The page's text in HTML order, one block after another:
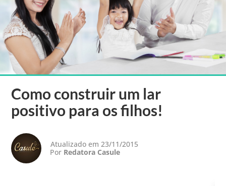
Como construir um lar
positivo para os filhos!
Atualizado em 23/11/2015
Por Redatora Casule